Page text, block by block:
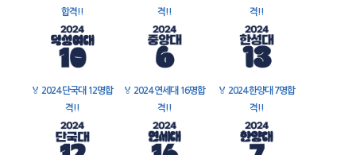
합격!!
격!!
격!!
🏅 2024 단국대 12명합
격!!
🏅 2024 연세대 16명합
격!!
🏅 2024 한양대 7명합
격!!